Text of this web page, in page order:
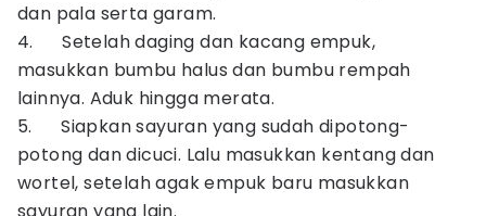
dan pala serta garam.
4. Setelah daging dan kacang empuk,
masukkan bumbu halus dan bumbu rempah
lainnya. Aduk hingga merata.
5. Siapkan sayuran yang sudah dipotong-
potong dan dicuci. Lalu masukkan kentang dan
wortel, setelah agak empuk baru masukkan